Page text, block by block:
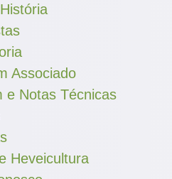
Associado
e Notas Técnicas
Heveicultura